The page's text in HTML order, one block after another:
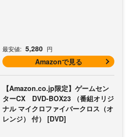
最安値: 5,280 円
Amazonで見る
【Amazon.co.jp限定】ゲームセン
ターCX DVD-BOX23 （番組オリジ
ナル マイクロファイバークロス（オ
レンジ） 付） [DVD]